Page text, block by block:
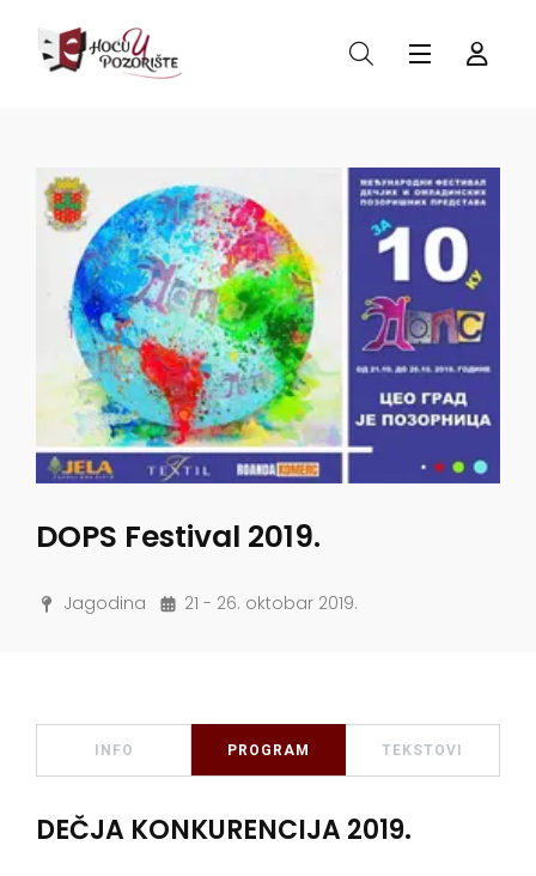
DOPS Festival 2019.
Jagodina 21 - 26. oktobar 2019.
INFO PROGRAM TEKSTOVI
DEČJA KONKURENCIJA 2019.